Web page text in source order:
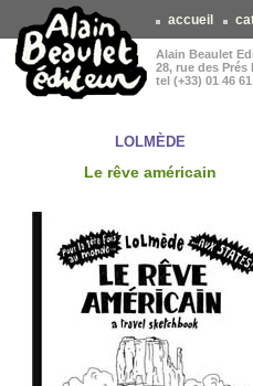
accueil
Alain Beaulet
28, rue des Prés
tel (+33) 01 46
LOLMÈDE
Le rêve américain